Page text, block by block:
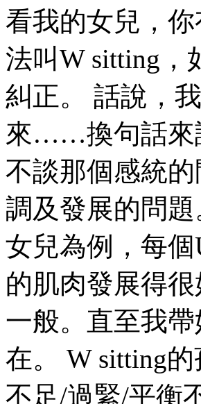
看我的女兒，
法叫W sitting，
糾正。 話說，
來……換句話來
不談那個感統
調及發展的問
女兒為例，每
的肌肉發展得
一般。直至我
在。 W sitting
不足/過緊/平衡